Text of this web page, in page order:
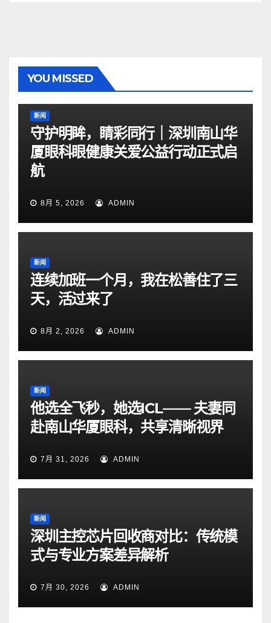
YOU MISSED
新闻
守护明眸，睛彩同行｜深圳南山华
厦眼科眼健康关爱公益行动正式启
航
8月 5, 2026 ADMIN
新闻
连续加班一个月，我在松善住了三
天，活过来了
8月 2, 2026 ADMIN
新闻
他选全飞秒，她选ICL—— 夫妻同
赴南山华厦眼科，共享清晰视界
7月 31, 2026 ADMIN
新闻
深圳主控芯片回收商对比：传统模
式与专业方案差异解析
7月 30, 2026 ADMIN